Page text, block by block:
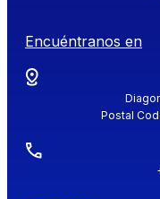
Encuéntranos en
Postal